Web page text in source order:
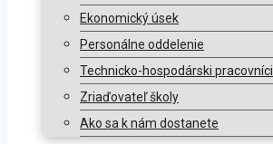
Ekonomický úsek
Personálne oddelenie
Technicko-hospodárski pracovníci
Zriaďovateľ školy
Ako sa k nám dostanete